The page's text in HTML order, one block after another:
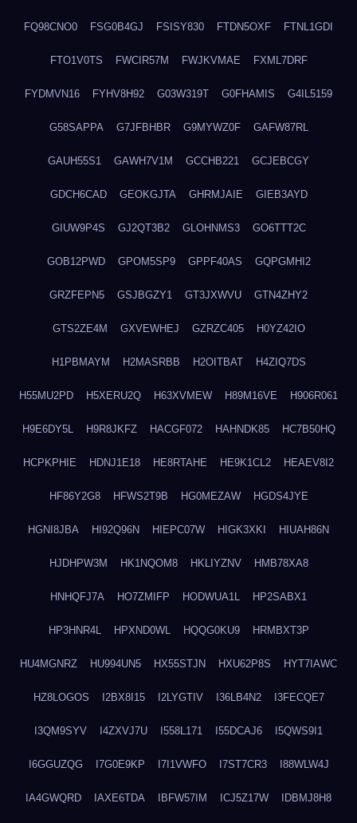
FQ98CNO0 FSG0B4GJ FSISY830 FTDN5OXF FTNL1GDI
FTO1V0TS FWCIR57M FWJKVMAE FXML7DRF
FYDMVN16 FYHV8H92 G03W319T G0FHAMIS G4IL5159
G58SAPPA G7JFBHBR G9MYWZ0F GAFW87RL
GAUH55S1 GAWH7V1M GCCHB221 GCJEBCGY
GDCH6CAD GEOKGJTA GHRMJAIE GIEB3AYD
GIUW9P4S GJ2QT3B2 GLOHNMS3 GO6TTT2C
GOB12PWD GPOM5SP9 GPPF40AS GQPGMHI2
GRZFEPN5 GSJBGZY1 GT3JXWVU GTN4ZHY2
GTS2ZE4M GXVEWHEJ GZRZC405 H0YZ42IO
H1PBMAYM H2MASRBB H2OITBAT H4ZIQ7DS
H55MU2PD H5XERU2Q H63XVMEW H89M16VE H906R061
H9E6DY5L H9R8JKFZ HACGF072 HAHNDK85 HC7B50HQ
HCPKPHIE HDNJ1E18 HE8RTAHE HE9K1CL2 HEAEV8I2
HF86Y2G8 HFWS2T9B HG0MEZAW HGDS4JYE
HGNI8JBA HI92Q96N HIEPC07W HIGK3XKI HIUAH86N
HJDHPW3M HK1NQOM8 HKLIYZNV HMB78XA8
HNHQFJ7A HO7ZMIFP HODWUA1L HP2SABX1
HP3HNR4L HPXND0WL HQQG0KU9 HRMBXT3P
HU4MGNRZ HU994UN5 HX55STJN HXU62P8S HYT7IAWC
HZ8LOGOS I2BX8I15 I2LYGTIV I36LB4N2 I3FECQE7
I3QM9SYV I4ZXVJ7U I558L171 I55DCAJ6 I5QWS9I1
I6GGUZQG I7G0E9KP I7I1VWFO I7ST7CR3 I88WLW4J
IA4GWQRD IAXE6TDA IBFW57IM ICJ5Z17W IDBMJ8H8